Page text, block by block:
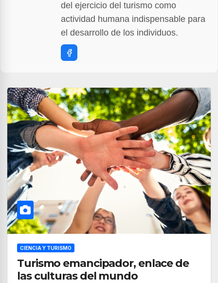
del ejercicio del turismo como
actividad humana indispensable para
el desarrollo de los individuos.
CIENCIA Y TURISMO
Turismo emancipador, enlace de
las culturas del mundo